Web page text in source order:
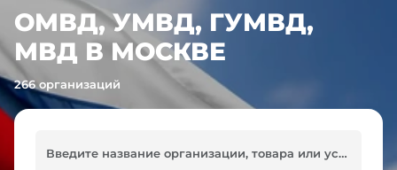
ОМВД, УМВД, ГУМВД,
МВД В МОСКВЕ
266 организаций